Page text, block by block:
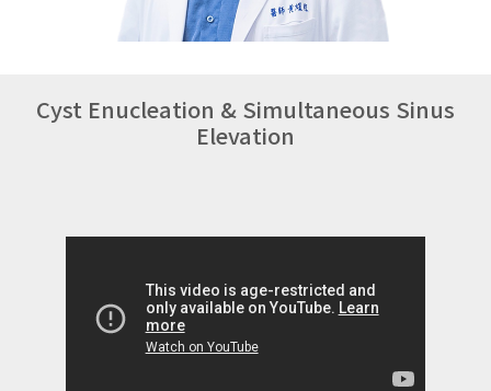
Cyst Enucleation & Simultaneous Sinus
Elevation